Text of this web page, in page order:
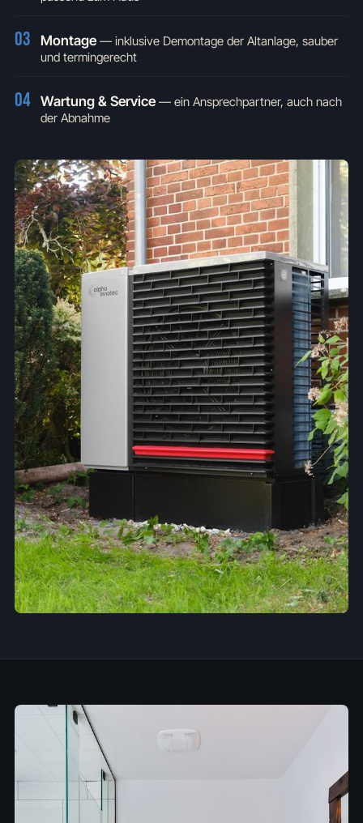
03 Montage — inklusive Demontage der Altanlage, sauber
und termingerecht
04 Wartung & Service — ein Ansprechpartner, auch nach
der Abnahme